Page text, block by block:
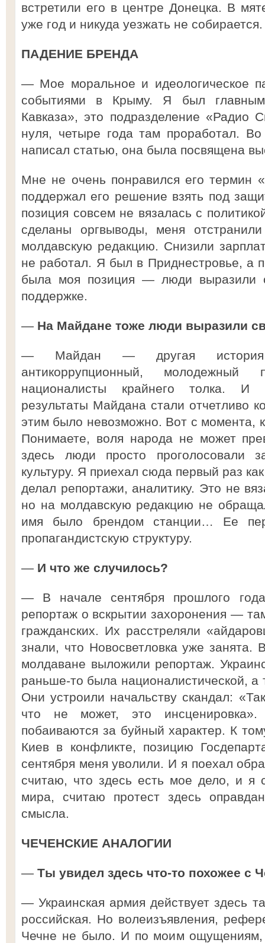
встретили его в центре Донецка. В
уже год и никуда уезжать не собирается.
ПАДЕНИЕ БРЕНДА
— Мое моральное и идеологическое
событиями в Крыму. Я был
Кавказа», это подразделение «Радио
нуля, четыре года там проработал.
написал статью, она была посвящена
Мне не очень понравился его термин
поддержал его решение взять под
позиция совсем не вязалась с
сделаны оргвыводы, меня
молдавскую редакцию. Снизили
не работал. Я был в Приднестровье, а
была моя позиция — люди выразили
поддержке.
— На Майдане тоже люди выразили
— Майдан — другая
антикоррупционный, молодежный
националисты крайнего толка. И
результаты Майдана стали отчетливо
этим было невозможно. Вот с момента,
Понимаете, воля народа не может
здесь люди просто проголосовали
культуру. Я приехал сюда первый раз
делал репортажи, аналитику. Это не
но на молдавскую редакцию не
имя было брендом станции… Ее
пропагандистскую структуру.
— И что же случилось?
— В начале сентября прошлого
репортаж о вскрытии захоронения —
гражданских. Их расстреляли
знали, что Новосветловка уже занята.
молдаване выложили репортаж.
раньше-то была националистической,
Они устроили начальству скандал:
что не может, это
побаиваются за буйный характер. К
Киев в конфликте, позицию
сентября меня уволили. И я поехал
считаю, что здесь есть мое дело, и я
мира, считаю протест здесь
смысла.
ЧЕЧЕНСКИЕ АНАЛОГИИ
— Ты увидел здесь что-то похожее с
— Украинская армия действует здесь
российская. Но волеизъявления,
Чечне не было. И по моим ощущениям,